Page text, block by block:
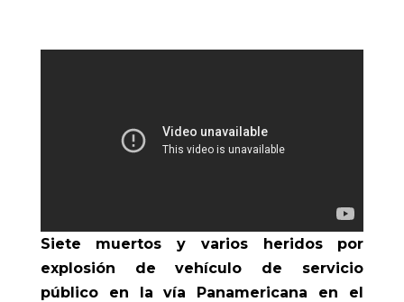
Siete muertos y varios heridos por
explosión de vehículo de servicio
público en la vía Panamericana en el